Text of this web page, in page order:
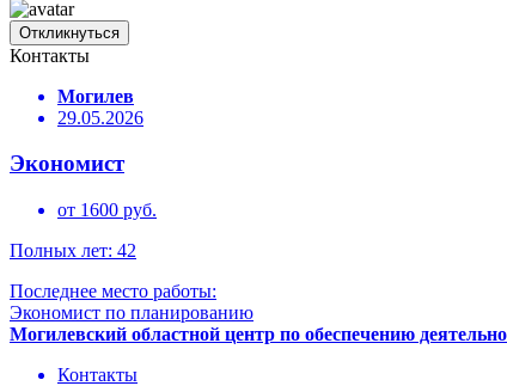
Откликнуться
Контакты
Могилев
29.05.2026
Экономист
от 1600 руб.
Полных лет: 42
Последнее место работы:
Экономист по планированию
Могилевский областной центр по обеспечению
Контакты